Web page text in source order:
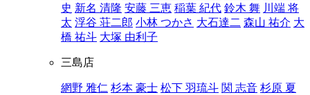
史 新名 清隆 安藤 三恵 稲葉 紀代 鈴木 舞 川端 将
太 浮谷 荘二郎 小林 つかさ 大石達二 森山 祐介 大
橋 祐斗 大塚 由利子
三島店
網野 雅仁 杉本 豪士 松下 羽琉斗 関 志音 杉原 夏